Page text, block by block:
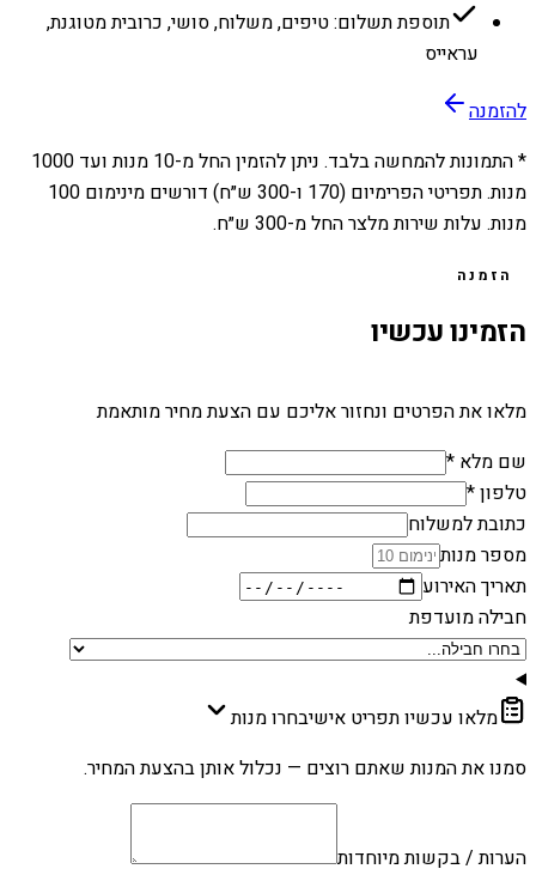
תוספת תשלום: טיפים, משלוח, סושי, כרובית מטוגנת,
עראייס
להזמנה
* התמונות להמחשה בלבד. ניתן להזמין החל מ-10 מנות ועד 1000
מנות. תפריטי הפרימיום (170 ו-300 ש״ח) דורשים מינימום 100
מנות. עלות שירות מלצר החל מ-300 ש״ח.
הזמנה
הזמינו עכשיו
מלאו את הפרטים ונחזור אליכם עם הצעת מחיר מותאמת
שם מלא *
טלפון *
כתובת למשלוח
מספר מנות
תאריך האירוע
חבילה מועדפת
מלאו עכשיו תפריט אישיבחרו מנות
סמנו את המנות שאתם רוצים — נכלול אותן בהצעת המחיר.
הערות / בקשות מיוחדות